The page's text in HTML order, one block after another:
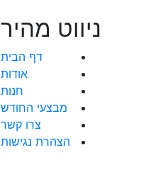
ניווט מהיר
דף הבית
אודות
חנות
מבצעי החודש
צרו קשר
הצהרת נגישות